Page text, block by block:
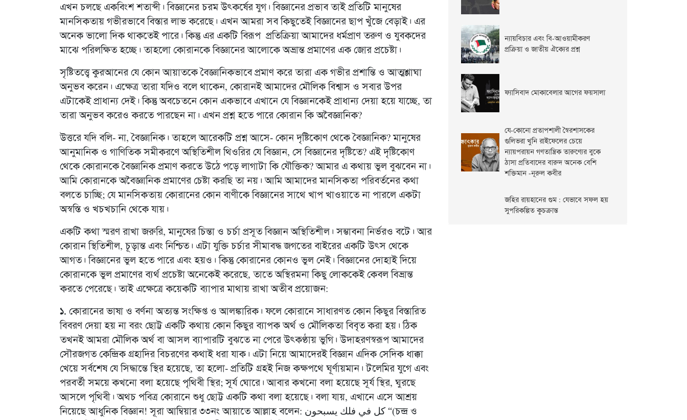
এখন চলছে একবিংশ শতাব্দী। বিজ্ঞানের চরম উৎকর্ষের যুগ। বিজ্ঞানের প্রভাব তাই প্রতিটি মানুষের
মানসিকতায় গভীরভাবে বিস্তার লাভ করেছে। এখন আমরা সব কিছুতেই বিজ্ঞানের ছাপ খুঁজে বেড়াই। এর
অনেক ভালো দিক থাকতেই পারে। কিন্তু এর একটি বিরূপ প্রতিক্রিয়া আমাদের ধর্মপ্রাণ তরুণ ও যুবকদের
মাঝে পরিলক্ষিত হচ্ছে। তাহলো কোরানকে বিজ্ঞানের আলোকে অভ্রান্ত প্রমাণের এক জোর প্রচেষ্টা।
সৃষ্টিতত্ত্বে কুরআনের যে কোন আয়াতকে বৈজ্ঞানিকভাবে প্রমাণ করে তারা এক গভীর প্রশান্তি ও আত্মশ্লাঘা
অনুভব করেন। এক্ষেত্র তারা যদিও বলে থাকেন, কোরানই আমাদের মৌলিক বিশ্বাস ও সবার উপর
এটাকেই প্রাধান্য দেই। কিন্তু অবচেতনে কোন একভাবে এখানে যে বিজ্ঞানকেই প্রাধান্য দেয়া হয়ে যাচ্ছে, তা
তারা অনুভব করেও করতে পারছেন না। এখন প্রশ্ন হতে পারে কোরান কি অবৈজ্ঞানিক?
উত্তরে যদি বলি- না, বৈজ্ঞানিক। তাহলে আরেকটি প্রশ্ন আসে- কোন দৃষ্টিকোণ থেকে বৈজ্ঞানিক? মানুষের
আনুমানিক ও গাণিতিক সমীকরণে অস্থিতিশীল থিওরির যে বিজ্ঞান, সে বিজ্ঞানের দৃষ্টিতে? এই দৃষ্টিকোণ
থেকে কোরানকে বৈজ্ঞানিক প্রমাণ করতে উঠে পড়ে লাগাটা কি যৌক্তিক? আমার এ কথায় ভুল বুঝবেন না।
আমি কোরানকে অবৈজ্ঞানিক প্রমাণের চেষ্টা করছি তা নয়। আমি আমাদের মানসিকতা পরিবর্তনের কথা
বলতে চাচ্ছি; যে মানসিকতায় কোরানের কোন বাণীকে বিজ্ঞানের সাথে খাপ খাওয়াতে না পারলে একটা
অস্বস্তি ও খচখচানি থেকে যায়।
একটি কথা স্মরণ রাখা জরুরি, মানুষের চিন্তা ও চর্চা প্রসূত বিজ্ঞান অস্থিতিশীল। সম্ভাবনা নির্ভরও বটে। আর
কোরান স্থিতিশীল, চূড়ান্ত এবং নিশ্চিত। এটা যুক্তি চর্চার সীমাবদ্ধ জগতের বাইরের একটি উৎস থেকে
আগত। বিজ্ঞানের ভুল হতে পারে এবং হয়ও। কিন্তু কোরানের কোনও ভুল নেই। বিজ্ঞানের দোহাই দিয়ে
কোরানকে ভুল প্রমাণের ব্যর্থ প্রচেষ্টা অনেকেই করেছে, তাতে অস্থিরমনা কিছু লোককেই কেবল বিভ্রান্ত
করতে পেরেছে। তাই এক্ষেত্রে কয়েকটি ব্যাপার মাথায় রাখা অতীব প্রয়োজন:
১. কোরানের ভাষা ও বর্ণনা অত্যন্ত সংক্ষিপ্ত ও আলঙ্কারিক। ফলে কোরানে সাধারণত কোন কিছুর বিস্তারিত
বিবরণ দেয়া হয় না বরং ছোট্ট একটি কথায় কোন কিছুর ব্যাপক অর্থ ও মৌলিকতা বিবৃত করা হয়। ঠিক
তখনই আমরা মৌলিক অর্থ বা আসল ব্যাপারটি বুঝতে না পেরে উৎকণ্ঠায় ভুগি। উদাহরণস্বরূপ আমাদের
সৌরজগত কেন্দ্রিক গ্রহাদির বিচরণের কথাই ধরা যাক। এটা নিয়ে আমাদেরই বিজ্ঞান এদিক সেদিক ধাক্কা
খেয়ে সর্বশেষ যে সিদ্ধান্তে স্থির হয়েছে, তা হলো- প্রতিটি গ্রহই নিজ কক্ষপথে ঘূর্ণায়মান। টলেমির যুগে এবং
পরবর্তী সময়ে কখনো বলা হয়েছে পৃথিবী স্থির; সূর্য ঘোরে। আবার কখনো বলা হয়েছে সূর্য স্থির, ঘুরছে
আসলে পৃথিবী। অথচ পবিত্র কোরানে শুধু ছোট্ট একটি কথা বলা হয়েছে। বলা যায়, এখানে এসে আশ্রয়
নিয়েছে আধুনিক বিজ্ঞান! সূরা আম্বিয়ার ৩৩নং আয়াতে আল্লাহ বলেন: كل في فلك يسبحون “(চন্দ্র ও
ন্যায়বিচার এবং বি-আওয়ামীকরণ
প্রক্রিয়া ও জাতীয় ঐক্যের প্রশ্ন
ফ্যাসিবাদ মোকাবেলার আগের ফয়সালা
যে-কোনো প্রতাপশালী স্বৈরশাসকের
গুলিভরা খুনি রাইফেলের চেয়ে
ন্যায়পরায়ন গণতান্ত্রিক তারুণ্যের বুকে
ঠাসা প্রতিবাদের বারুদ অনেক বেশি
শক্তিমান -নূরুল কবীর
জহির রায়হানের গুম : যেভাবে সফল হয়
সুপরিকল্পিত কুচক্রান্ত